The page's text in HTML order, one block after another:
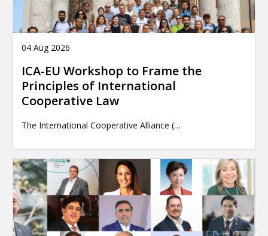
04 Aug 2026
ICA-EU Workshop to Frame the
Principles of International
Cooperative Law
The International Cooperative Alliance (…